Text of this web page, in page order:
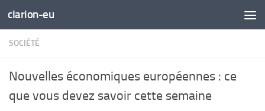
Skip to content
clarion-eu
SOCIÉTÉ
Nouvelles économiques européennes : ce
que vous devez savoir cette semaine